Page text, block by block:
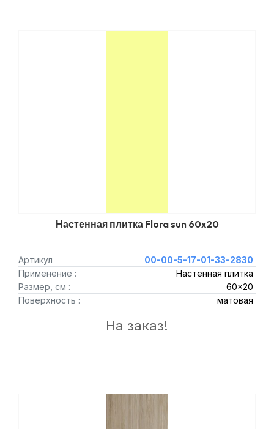
Настенная плитка Flora sun 60x20
Артикул
00-00-5-17-01-33-2830
Применение :
Настенная плитка
Размер, см :
60x20
Поверхность :
матовая
На заказ!